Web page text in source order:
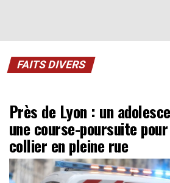
FAITS DIVERS
Près de Lyon : un
une course-poursuite
collier en pleine rue